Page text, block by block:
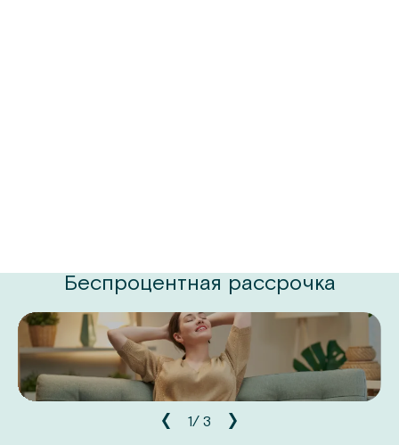
5,2млн
Беспроцентная рассрочка
1/ 3